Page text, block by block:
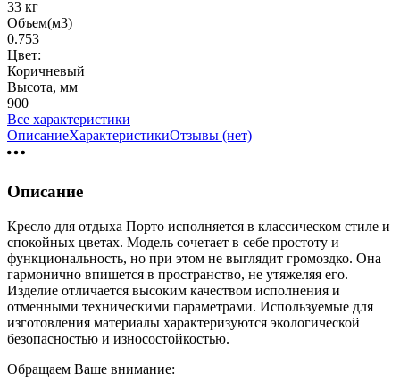
33 кг
Объем(м3)
0.753
Цвет:
Коричневый
Высота, мм
900
Все характеристики
ОписаниеХарактеристикиОтзывы (нет)
Описание
Кресло для отдыха Порто исполняется в классическом стиле и
спокойных цветах. Модель сочетает в себе простоту и
функциональность, но при этом не выглядит громоздко. Она
гармонично впишется в пространство, не утяжеляя его.
Изделие отличается высоким качеством исполнения и
отменными техническими параметрами. Используемые для
изготовления материалы характеризуются экологической
безопасностью и износостойкостью.
Обращаем Ваше внимание: